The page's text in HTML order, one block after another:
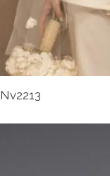
Nv2213